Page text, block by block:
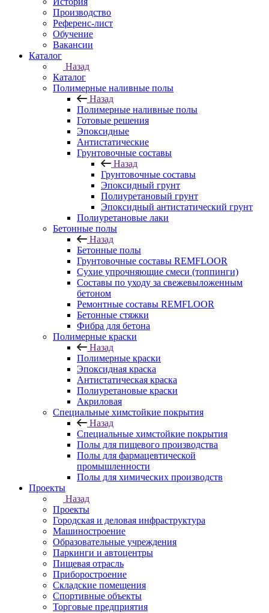
Производство
Референс-лист
Обучение
Вакансии
Каталог
Назад
Каталог
Полимерные наливные полы
Назад
Полимерные наливные полы
Готовые решения
Эпоксидные
Антистатические
Грунтовочные составы
Назад
Грунтовочные составы
Эпоксидный грунт
Полиуретановый грунт
Эпоксидный антистатический грунт
Полиуретановые лаки
Бетонные полы
Назад
Бетонные полы
Грунтовочные составы REMFLOOR
Сухие упрочняющие смеси (топпинги)
Составы по уходу за свежевыложенным
бетоном
Ремонтные составы REMFLOOR
Бетонные стяжки
Фибра для бетона
Полимерные краски
Назад
Полимерные краски
Эпоксидная краска
Антистатическая краска
Полиуретановые краски
Акриловая
Специальные химстойкие покрытия
Назад
Специальные химстойкие покрытия
Полы для пищевого производства
Полы для фармацевтической
промышленности
Полы для химических производств
Проекты
Назад
Проекты
Городская и деловая инфраструктура
Машиностроение
Образовательные учреждения
Паркинги и автоцентры
Пищевая отрасль
Приборостроение
Складские помещения
Спортивные объекты
Торговые предприятия